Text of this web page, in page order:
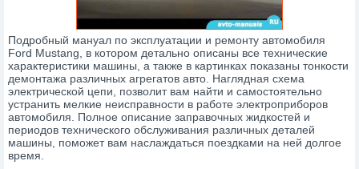
Подробный мануал по эксплуатации и ремонту автомобиля
Ford Mustang, в котором детально описаны все технические
характеристики машины, а также в картинках показаны тонкости
демонтажа различных агрегатов авто. Наглядная схема
электрической цепи, позволит вам найти и самостоятельно
устранить мелкие неисправности в работе электроприборов
автомобиля. Полное описание заправочных жидкостей и
периодов технического обслуживания различных деталей
машины, поможет вам наслаждаться поездками на ней долгое
время.